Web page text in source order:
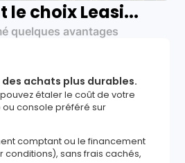
le choix Leasi...
quelques avantages
achats plus durables.
étaler le coût de votre
console préféré sur
comptant ou le financement
conditions), sans frais cachés,